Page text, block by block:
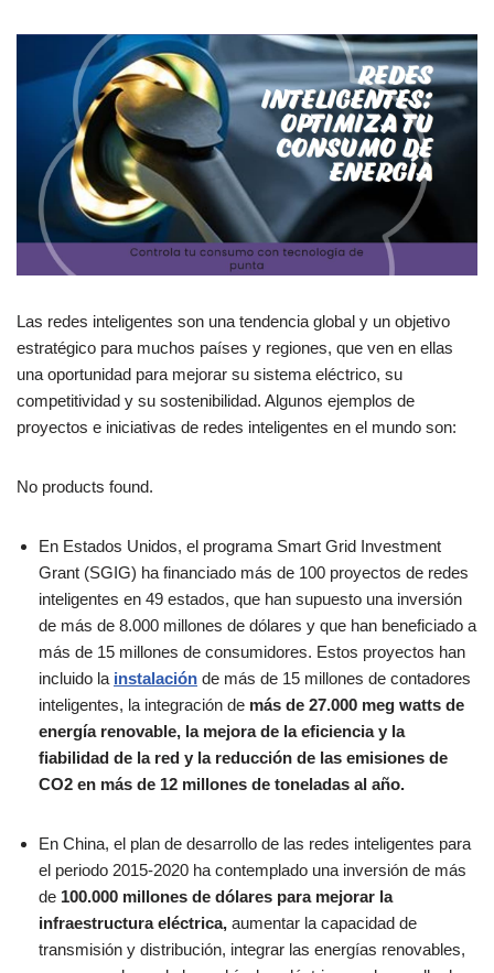
Las redes inteligentes son una tendencia global y un objetivo
estratégico para muchos países y regiones, que ven en ellas
una oportunidad para mejorar su sistema eléctrico, su
competitividad y su sostenibilidad. Algunos ejemplos de
proyectos e iniciativas de redes inteligentes en el mundo son:
No products found.
En Estados Unidos, el programa Smart Grid Investment
Grant (SGIG) ha financiado más de 100 proyectos de redes
inteligentes en 49 estados, que han supuesto una inversión
de más de 8.000 millones de dólares y que han beneficiado a
más de 15 millones de consumidores. Estos proyectos han
incluido la instalación de más de 15 millones de contadores
inteligentes, la integración de más de 27.000 meg watts de
energía renovable, la mejora de la eficiencia y la
fiabilidad de la red y la reducción de las emisiones de
CO2 en más de 12 millones de toneladas al año.
En China, el plan de desarrollo de las redes inteligentes para
el periodo 2015-2020 ha contemplado una inversión de más
de 100.000 millones de dólares para mejorar la
infraestructura eléctrica, aumentar la capacidad de
transmisión y distribución, integrar las energías renovables,